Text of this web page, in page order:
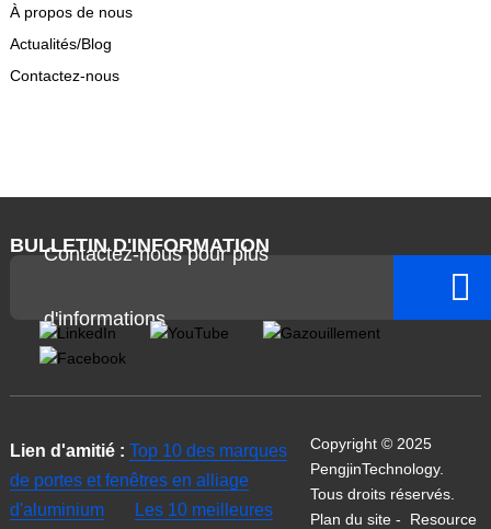
À propos de nous
Actualités/Blog
Contactez-nous
BULLETIN D'INFORMATION
Contactez-nous pour plus
d'informations
Lien d'amitié : Top 10 des marques
de portes et fenêtres en alliage
d'aluminium
Les 10 meilleures
Copyright © 2025
PengjinTechnology.
Tous droits réservés.
Plan du site- Resource